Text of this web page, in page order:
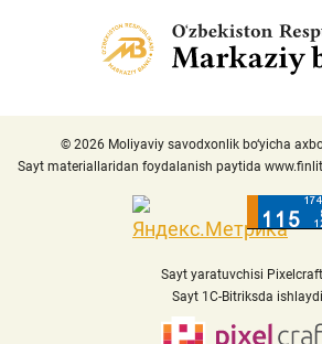
© 2026 Moliyaviy savodxonlik bo‘yicha
Sayt materiallaridan foydalanish paytida
Sayt yaratuvchisi
Sayt 1C-Bitriksda ishlaydi